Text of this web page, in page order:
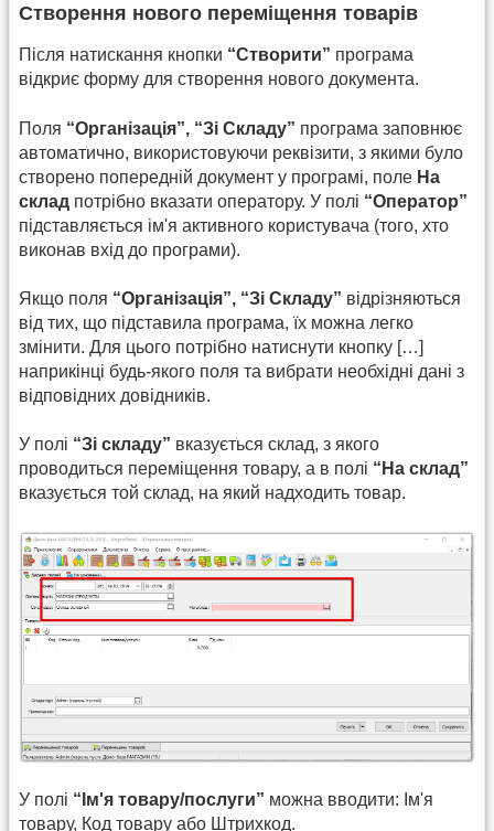
Створення нового переміщення товарів
Після натискання кнопки “Створити” програма
відкриє форму для створення нового документа.
Поля “Організація”, “Зі Складу” програма заповнює
автоматично, використовуючи реквізити, з якими було
створено попередній документ у програмі, поле На
склад потрібно вказати оператору. У полі “Оператор”
підставляється ім'я активного користувача (того, хто
виконав вхід до програми).
Якщо поля “Організація”, “Зі Складу” відрізняються
від тих, що підставила програма, їх можна легко
змінити. Для цього потрібно натиснути кнопку […]
наприкінці будь-якого поля та вибрати необхідні дані з
відповідних довідників.
У полі “Зі складу” вказується склад, з якого
проводиться переміщення товару, а в полі “На склад”
вказується той склад, на який надходить товар.
У полі “Ім'я товару/послуги” можна вводити: Ім'я
товару, Код товару або Штрихкод.